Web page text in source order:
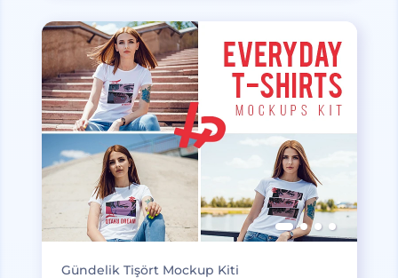
Gündelik Tişört Mockup Kiti